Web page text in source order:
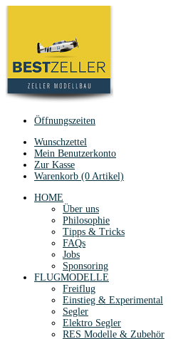
Öffnungszeiten
Wunschzettel
Mein Benutzerkonto
Zur Kasse
Warenkorb (0 Artikel)
HOME
Über uns
Philosophie
Tipps & Tricks
FAQs
Jobs
Sponsoring
FLUGMODELLE
Freiflug
Einstieg & Experimental
Segler
Elektro Segler
RES Modelle & Zubehör